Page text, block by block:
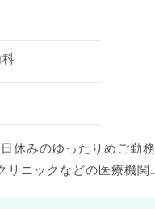
休みのゆったりめご勤務